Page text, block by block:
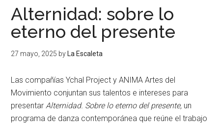
Alternidad: sobre lo
eterno del presente
27 mayo, 2025 by La Escaleta
Las compañíasYchal Project y ANIMA Artes del
Movimiento conjuntan sus talentos e intereses para
presentar Alternidad. Sobre lo eterno del presente, un
programa de danza contemporánea que reúne el trabajo